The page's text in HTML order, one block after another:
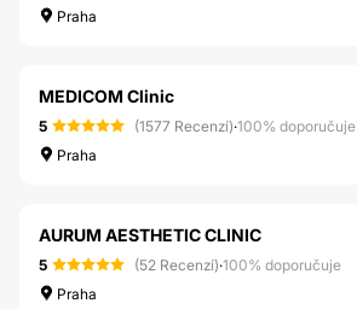
Praha
MEDICOM Clinic
5 (1577 Recenzí)·100% doporučuje
Praha
AURUM AESTHETIC CLINIC
5 (52 Recenzí)·100% doporučuje
Praha